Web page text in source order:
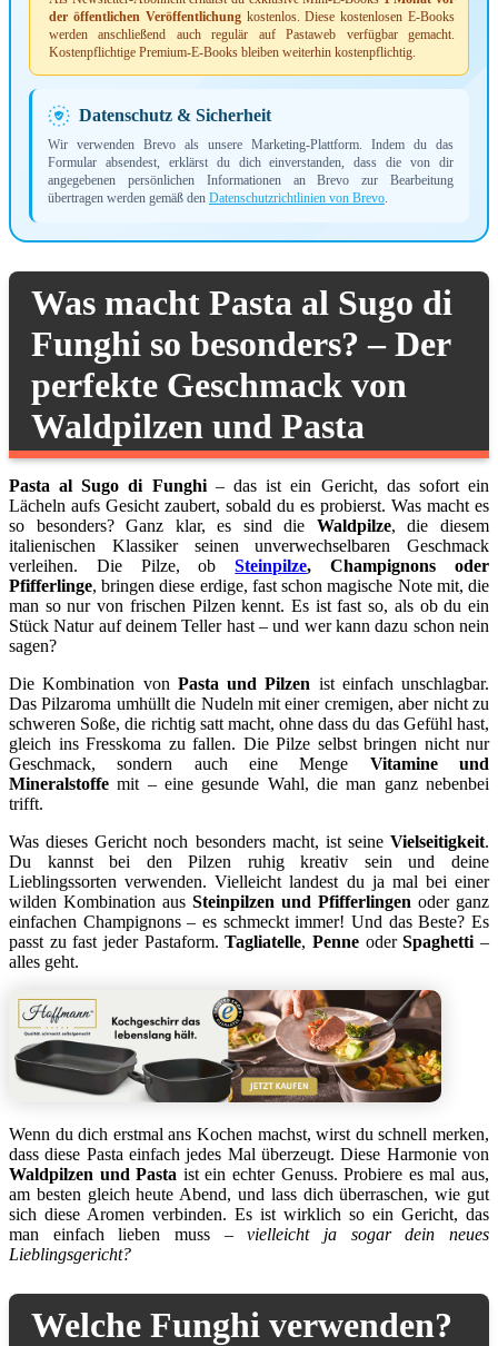
der öffentlichen Veröffentlichungkostenlos. Diese kostenlosen E-Books
werden anschließend auch regulär auf Pastaweb verfügbar gemacht.
Kostenpflichtige Premium-E-Books bleiben weiterhin kostenpflichtig.
Datenschutz & Sicherheit
Wir verwenden Brevo als unsere Marketing-Plattform. Indem du das
Formular absendest, erklärst du dich einverstanden, dass die von dir
angegebenen persönlichen Informationen an Brevo zur Bearbeitung
übertragen werden gemäß den Datenschutzrichtlinien von Brevo
Was macht Pasta al Sugo di
Funghi so besonders? – Der
perfekte Geschmack von
Waldpilzen und Pasta
Pasta al Sugo di Funghi– das ist ein Gericht, das sofort ein
Lächeln aufs Gesicht zaubert, sobald du es probierst. Was macht es
so besonders? Ganz klar, es sind die Waldpilze, die diesem
italienischen Klassiker seinen unverwechselbaren Geschmack
verleihen. Die Pilze, obSteinpilze, Champignons oder
Pfifferlinge, bringen diese erdige, fast schon magische Note mit, die
man so nur von frischen Pilzen kennt. Es ist fast so, als ob du ein
Stück Natur auf deinem Teller hast – und wer kann dazu schon nein
sagen?
Die Kombination von Pasta und Pilzen ist einfach unschlagbar.
Das Pilzaroma umhüllt die Nudeln mit einer cremigen, aber nicht zu
schweren Soße, die richtig satt macht, ohne dass du das Gefühl hast,
gleich ins Fresskoma zu fallen. Die Pilze selbst bringen nicht nur
Geschmack, sondern auch eine Menge Vitamine und
Mineralstoffe mit – eine gesunde Wahl, die man ganz nebenbei
trifft.
Was dieses Gericht noch besonders macht, ist seine Vielseitigkeit.
Du kannst bei den Pilzen ruhig kreativ sein und deine
Lieblingssorten verwenden. Vielleicht landest du ja mal bei einer
wilden Kombination aus Steinpilzen und Pfifferlingen oder ganz
einfachen Champignons – es schmeckt immer! Und das Beste? Es
passt zu fast jeder Pastaform.Tagliatelle,Penne oderSpaghetti –
alles geht.
Wenn du dich erstmal ans Kochen machst, wirst du schnell merken,
dass diese Pasta einfach jedes Mal überzeugt. Diese Harmonie von
Waldpilzen und Pasta ist ein echter Genuss. Probiere es mal aus,
am besten gleich heute Abend, und lass dich überraschen, wie gut
sich diese Aromen verbinden. Es ist wirklich so ein Gericht, das
man einfach lieben muss –vielleicht ja sogar dein neues
Lieblingsgericht?
Welche Funghi verwenden?